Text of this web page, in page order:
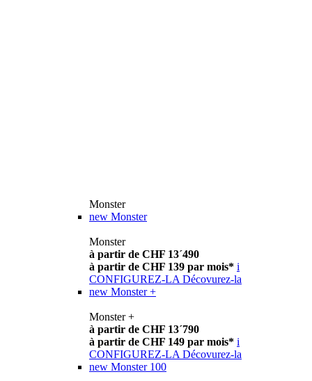
Monster
new Monster
Monster
à partir de CHF 13´490
à partir de CHF 139 par mois* i
CONFIGUREZ-LA Décovurez-la
new Monster +
Monster +
à partir de CHF 13´790
à partir de CHF 149 par mois* i
CONFIGUREZ-LA Décovurez-la
new Monster 100